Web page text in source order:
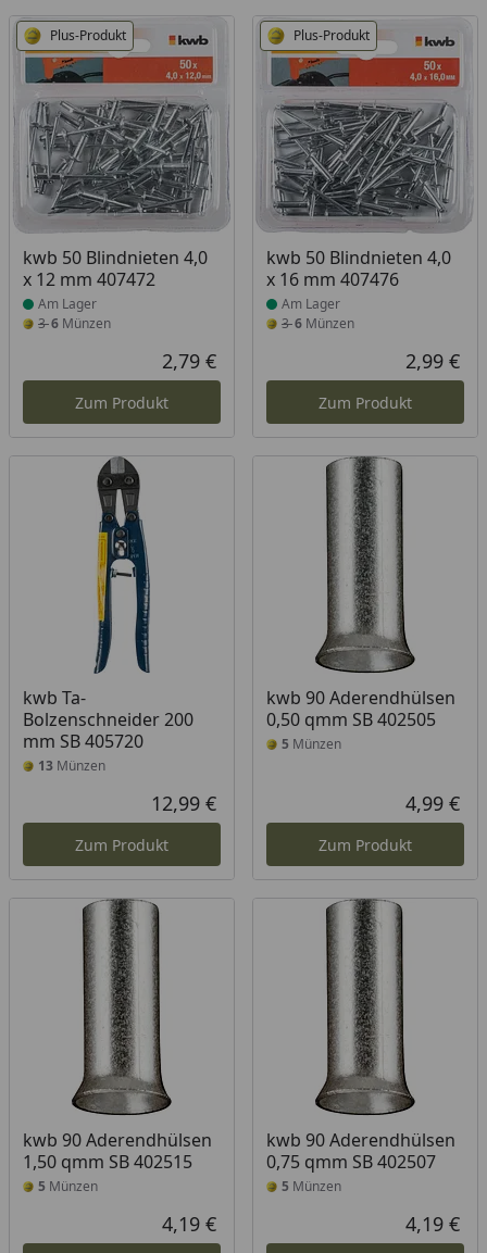
Plus-Produkt
kwb 50 Blindnieten 4,0
x 12 mm 407472
Produkt am Lager
Am Lager
36 Münzen
Aktueller Preis
2,79 €
Zum Produkt
Plus-Produkt
kwb 50 Blindnieten 4,0
x 16 mm 407476
Produkt am Lager
Am Lager
36Münzen
2,99 €
Zum Produkt
kwb Ta-
Bolzenschneider 200
mm SB 405720
13 Münzen
Aktueller Preis
12,99 €
Zum Produkt
kwb 90 Aderendhülsen
0,50 qmm SB 402505
5 Münzen
4,99 €
Zum Produkt
kwb 90 Aderendhülsen
1,50 qmm SB 402515
5 Münzen
Aktueller Preis
4,19 €
kwb 90 Aderendhülsen
0,75 qmm SB 402507
5 Münzen
4,19 €